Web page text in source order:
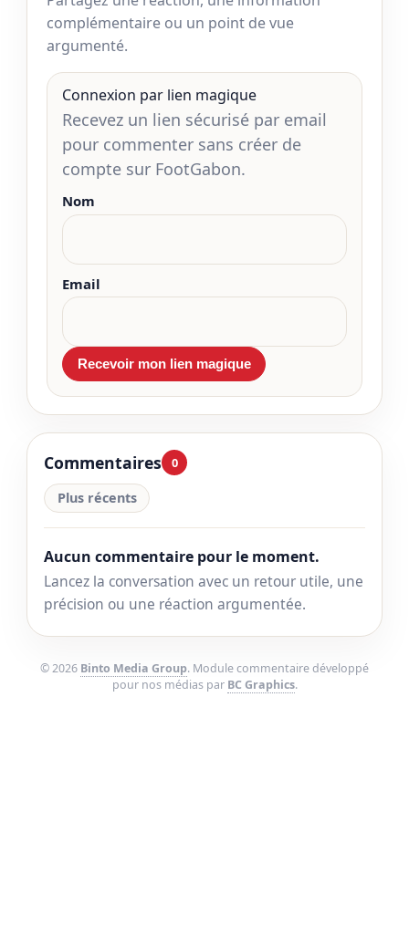
complémentaire ou un point de vue
argumenté.
Connexion par lien magique
Recevez un lien sécurisé par email
pour commenter sans créer de
compte sur FootGabon.
Nom
Email
Commentaires 0
Plus récents
Aucun commentaire pour le moment.
Lancez la conversation avec un retour utile, une
précision ou une réaction argumentée.
© 2026 Binto Media Group. Module commentaire développé
pour nos médias par BC Graphics.